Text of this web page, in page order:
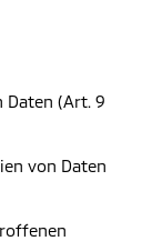
Daten (Art. 9
von Daten